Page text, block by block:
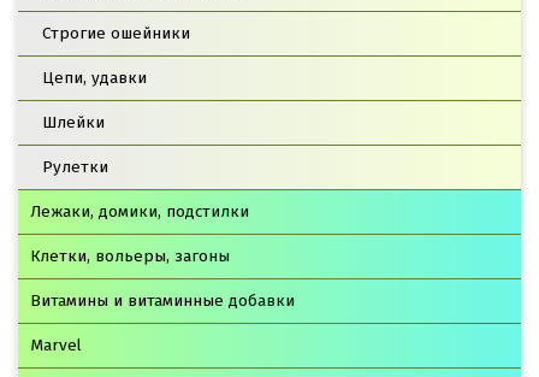
Строгие ошейники
Цепи, удавки
Шлейки
Рулетки
Лежаки, домики, подстилки
Клетки, вольеры, загоны
Витамины и витаминные добавки
Marvel